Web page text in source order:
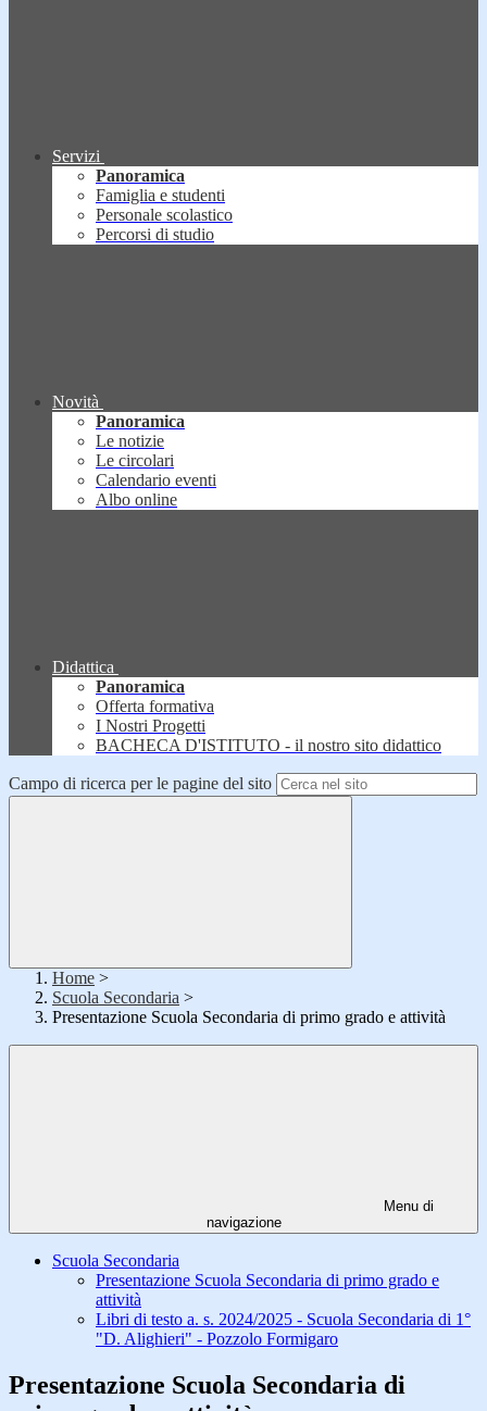
Servizi
Panoramica
Famiglia e studenti
Personale scolastico
Percorsi di studio
Novità
Panoramica
Le notizie
Le circolari
Calendario eventi
Albo online
Didattica
Panoramica
Offerta formativa
I Nostri Progetti
BACHECA D'ISTITUTO - il nostro sito didattico
Campo di ricerca per le pagine del sito
Home >
Scuola Secondaria >
Presentazione Scuola Secondaria di primo grado e attività
Menu di
navigazione
Scuola Secondaria
Presentazione Scuola Secondaria di primo grado e
attività
Libri di testo a. s. 2024/2025 - Scuola Secondaria di 1°
"D. Alighieri" - Pozzolo Formigaro
Presentazione Scuola Secondaria di